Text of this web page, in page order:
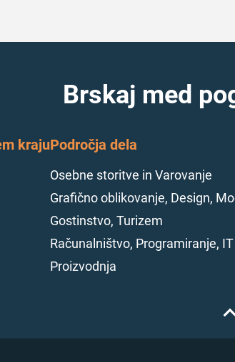
Brskaj med
krajuPodročja dela
Osebne storitve in Varovanje
Grafično oblikovanje, Design,
Gostinstvo, Turizem
Računalništvo, Programiranje, IT
Proizvodnja